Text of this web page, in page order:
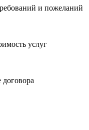
и пожеланий
услуг
договора